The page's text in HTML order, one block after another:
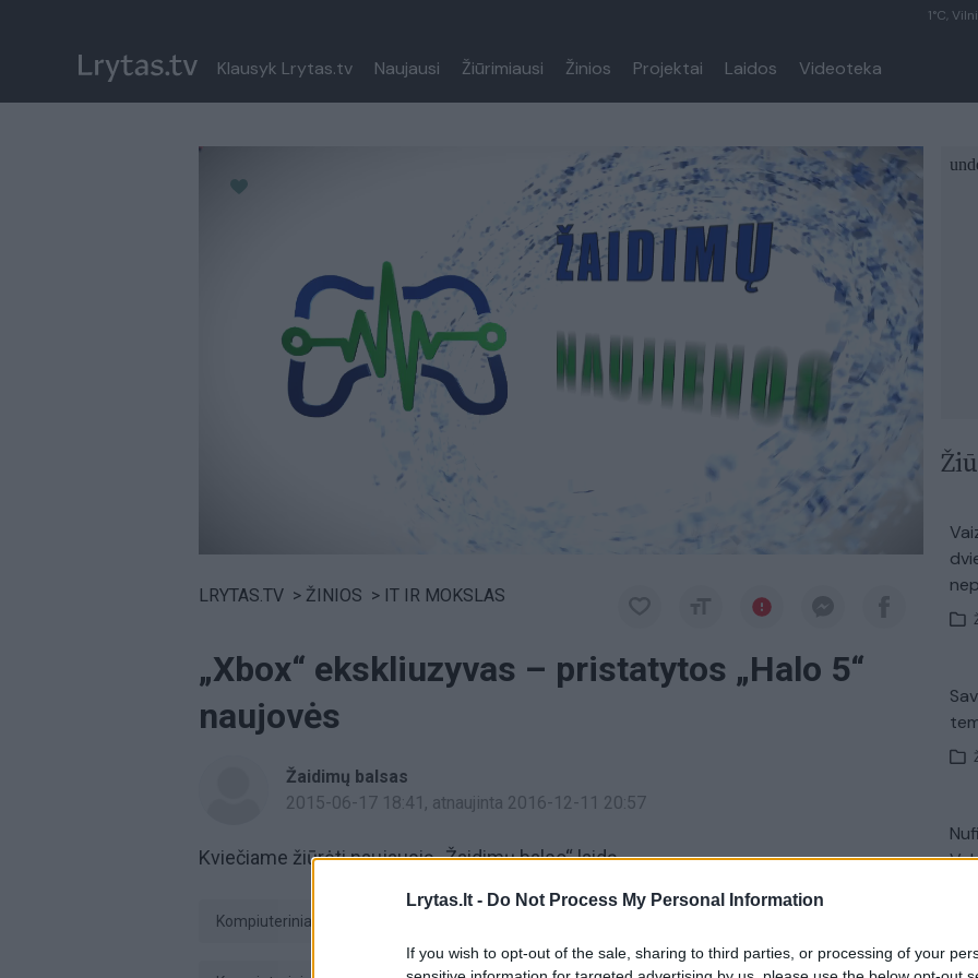
Lrytas.lt - Do Not Process My Personal Information
If you wish to opt-out of the sale, sharing to third parties, or processing of your
1°C,
Klausyk Lrytas.tv Naujausi Žiūrimiausi Žinios Projektai Laidos Videoteka
LRYTAS.TV > ŽINIOS > IT IR MOKSLAS
„Xbox“ ekskliuzyvas – pristatytos „Halo 5“
naujovės
Žaidimų balsas
2015-06-17 18:41 , atnaujinta 2016-12-11 20:57
Kviečiame žiūrėti naujausią „Žaidimų balso“ laidą.
kompiuteriniai žaidimai
V.